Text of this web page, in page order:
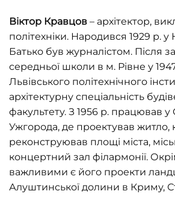
Віктор Кравцов – архітектор,
політехніки. Народився 1929 р. у
Батько був журналістом. Після
середньої школи в м. Рівне у
Львівського політехнічного
архітектурну спеціальність
факультету. З 1956 р. працював
Ужгорода, де проектував житло,
реконструював площі міста,
концертний зал філармонії.
важливими є його проекти
Алуштинської долини в Криму,